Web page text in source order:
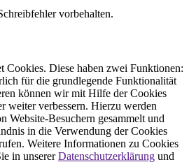
vorbehalten.
Cookies. Diese haben zwei Funktionen:
für die grundlegende Funktionalität
können wir mit Hilfe der Cookies
weiter verbessern. Hierzu werden
Website-Besuchern gesammelt und
in die Verwendung der Cookies
Weitere Informationen zu Cookies
in unsererDatenschutzerklärung und